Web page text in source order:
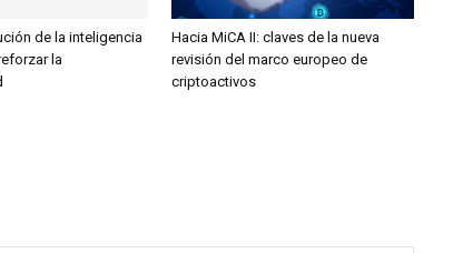
de la inteligencia
la
Hacia MiCA II: claves de la nueva
revisión del marco europeo de
criptoactivos